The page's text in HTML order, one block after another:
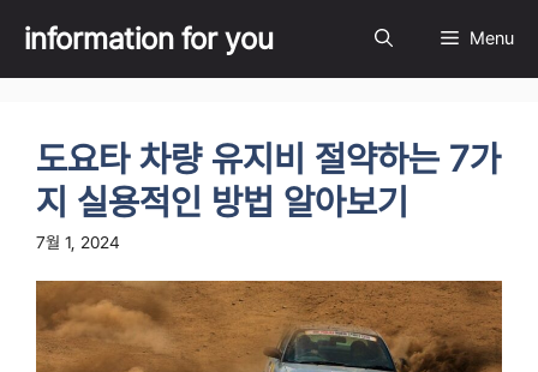
content
information for you Menu
도요타 차량 유지비 절약하는 7가
지 실용적인 방법 알아보기
7월 1, 2024